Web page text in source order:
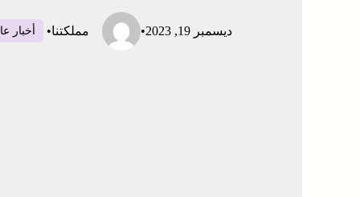
ديسمبر 19, 2023 • مملكتنا• أخبار